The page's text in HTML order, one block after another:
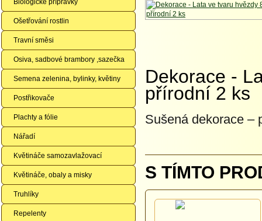
Biologické přípravky
Ošetřování rostlin
Travní směsi
Osiva, sadbové brambory ,sazečka
Semena zelenina, bylinky, květiny
Postřikovače
Plachty a fólie
Nářadí
Květináče samozavlažovací
Květináče, obaly a misky
Truhlíky
Repelenty
Dekorace -
přírodní 2 ks
Sušená dekorace –
S TÍMTO